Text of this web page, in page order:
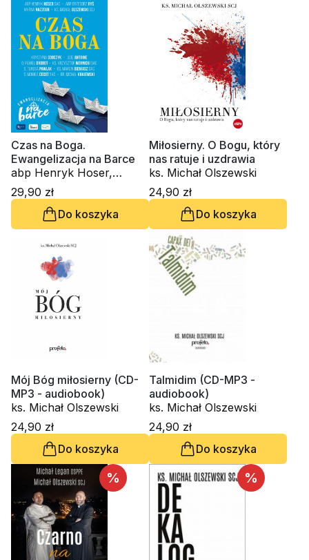
Czas na Boga.
Ewangelizacja na Barce
abp Henryk Hoser,
kardynał Grzegorz Ryś,
ks. Michał Olszewski,
Myrna Nazzour
29,90 zł
Do koszyka
Miłosierny. O Bogu, który
nas ratuje i uzdrawia
ks. Michał Olszewski
24,90 zł
Do koszyka
Mój Bóg miłosierny (CD-
MP3 - audiobook)
ks. Michał Olszewski
24,90 zł
Do koszyka
Talmidim (CD-MP3 -
audiobook)
ks. Michał Olszewski
24,90 zł
Do koszyka
% %